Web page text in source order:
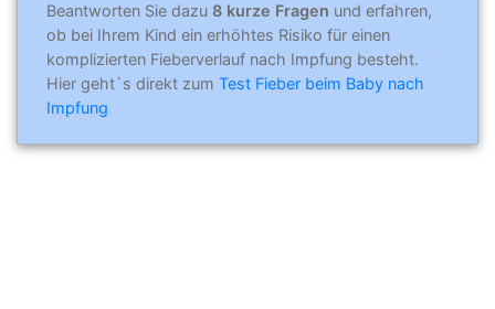
Beantworten Sie dazu 8 kurze Fragen und erfahren,
ob bei Ihrem Kind ein erhöhtes Risiko für einen
komplizierten Fieberverlauf nach Impfung besteht.
Hier geht`s direkt zum Test Fieber beim Baby nach
Impfung